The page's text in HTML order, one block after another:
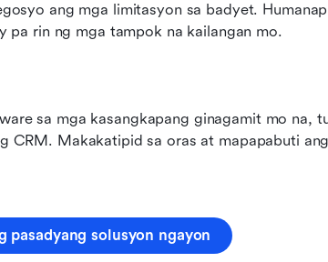
ang mga limitasyon sa badyet.
pa rin ng mga tampok na kailangan mo.
sa mga kasangkapang ginagamit mo na,
CRM. Makakatipid sa oras at mapapabuti ang
pasadyang solusyon ngayon